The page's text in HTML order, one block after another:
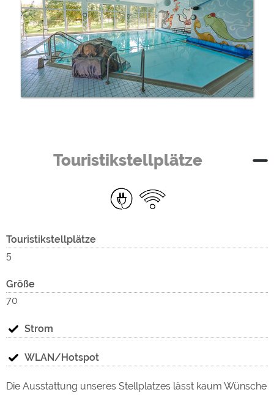
Touristikstellplätze
Touristikstellplätze
5
Größe
70
Strom
WLAN/Hotspot
Die Ausstattung unseres Stellplatzes lässt kaum Wünsche